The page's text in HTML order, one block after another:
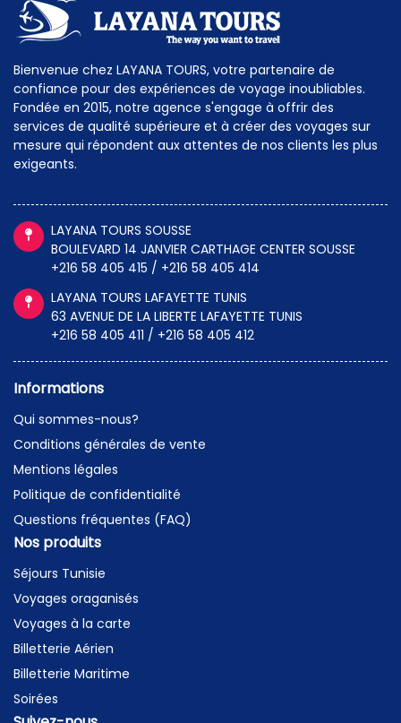
Bienvenue chez LAYANA TOURS, votre partenaire de
confiance pour des expériences de voyage inoubliables.
Fondée en 2015, notre agence s'engage à offrir des
services de qualité supérieure et à créer des voyages sur
mesure qui répondent aux attentes de nos clients les plus
exigeants.
LAYANA TOURS SOUSSE
BOULEVARD 14 JANVIER CARTHAGE CENTER SOUSSE
+216 58 405 415 / +216 58 405 414
LAYANA TOURS LAFAYETTE TUNIS
63 AVENUE DE LA LIBERTE LAFAYETTE TUNIS
+216 58 405 411 / +216 58 405 412
Informations
Qui sommes-nous?
Conditions générales de vente
Mentions légales
Politique de confidentialité
Questions fréquentes (FAQ)
Nos produits
Séjours Tunisie
Voyages oraganisés
Voyages à la carte
Billetterie Aérien
Billetterie Maritime
Soirées